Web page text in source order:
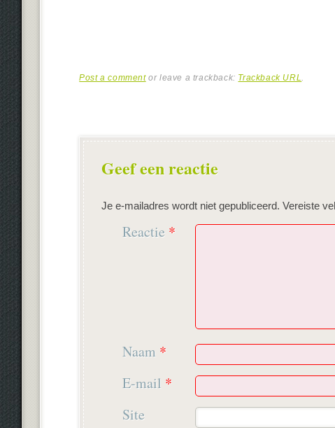
Post a commentor leave a trackback: Trackback URL.
Geef een reactie
Je e-mailadres wordt niet gepubliceerd. Vereiste
Reactie *
Naam *
E-mail *
Site